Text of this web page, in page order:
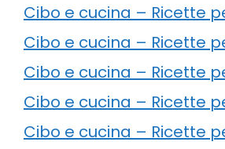
Cibo e cucina – Ricette
Cibo e cucina – Ricette
Cibo e cucina – Ricette
Cibo e cucina – Ricette
Cibo e cucina – Ricette